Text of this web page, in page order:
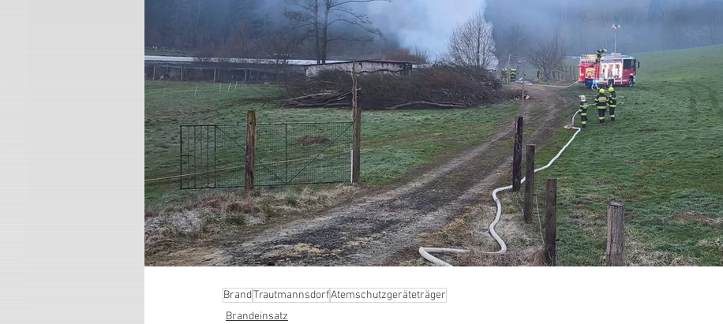
BrandTrautmannsdorfAtemschutzgeräteträger
Brandeinsatz